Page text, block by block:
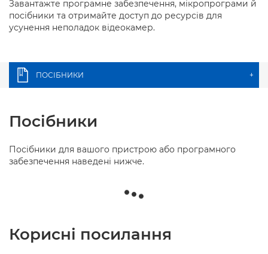
Завантажте програмне забезпечення, мікропрограми й
посібники та отримайте доступ до ресурсів для
усунення неполадок відеокамер.
ПОСІБНИКИ +
Посібники
Посібники для вашого пристрою або програмного
забезпечення наведені нижче.
Корисні посилання